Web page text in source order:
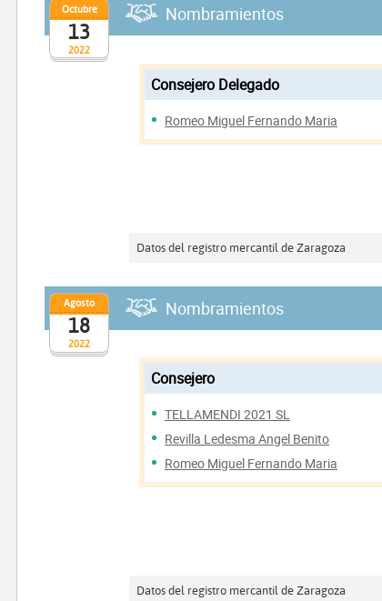
2022
Octubre
13
Nombramientos
Consejero Delegado
Romeo Miguel Fernando Maria
Datos del registro mercantil de Zaragoza
2022
Agosto
18
Nombramientos
Consejero
TELLAMENDI 2021 SL
Revilla Ledesma Angel Benito
Romeo Miguel Fernando Maria
Datos del registro mercantil de Zaragoza